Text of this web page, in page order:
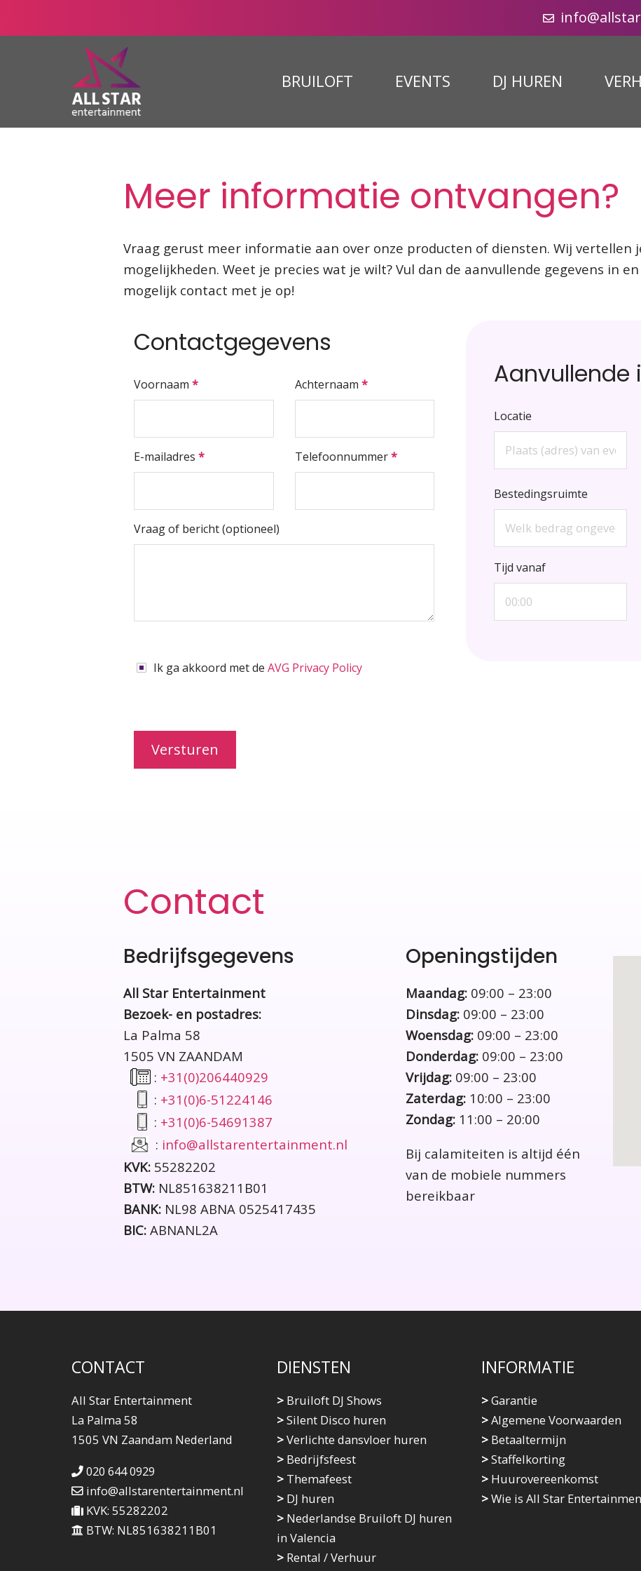
BRUILOFT EVENTS DJ HUREN
Meer informatie ontvangen?
Vraag gerust meer informatie aan over onze producten of diensten. Wij vertellen
mogelijkheden. Weet je precies wat je wilt? Vul dan de aanvullende gegevens in
mogelijk contact met je op!
Contactgegevens
Voornaam* Achternaam *
E-mailadres* Telefoonnummer*
Vraag of bericht (optioneel)
Locatie
Bestedingsruimte
Tijd vanaf
Ik ga akkoord met deAVG Privacy Policy
Contact
Bedrijfsgegevens
All Star Entertainment
Bezoek- en postadres:
La Palma 58
1505 VN ZAANDAM
: +31(0)206440929
: +31(0)6-51224146
: +31(0)6-54691387
: info@allstarentertainment.nl
KVK: 55282202
BTW: NL851638211B01
BANK: NL98 ABNA 0525417435
BIC:ABNANL2A
Openingstijden
Maandag: 09:00 – 23:00
Dinsdag: 09:00 – 23:00
Woensdag: 09:00 – 23:00
Donderdag: 09:00 – 23:00
Vrijdag: 09:00 – 23:00
Zaterdag: 10:00 – 23:00
Zondag: 11:00 – 20:00
Bij calamiteiten is altijd één
van de mobiele nummers
bereikbaar
CONTACT
All Star Entertainment
La Palma 58
1505 VN Zaandam Nederland
020 644 0929
info@allstarentertainment.nl
KVK: 55282202
BTW: NL851638211B01
DIENSTEN
>Bruiloft DJ Shows
>Silent Disco huren
>Verlichte dansvloer huren
>Bedrijfsfeest
>Themafeest
>DJ huren
>Nederlandse Bruiloft DJ huren
in Valencia
>Rental / Verhuur
INFORMATIE
>Garantie
>Algemene Voorwaarden
> Betaaltermijn
>Staffelkorting
> Huurovereenkomst
>Wie is All Star